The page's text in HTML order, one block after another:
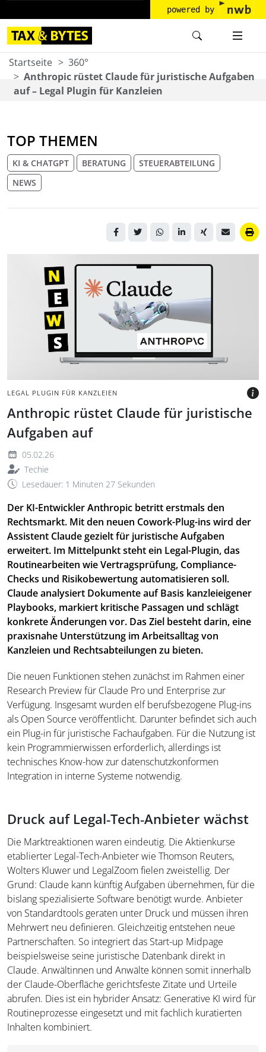
powered by
Startseite
360°
Anthropic rüstet Claude für juristische Aufgaben
auf – Legal Plugin für Kanzleien
TOP THEMEN
KI & CHATGPT BERATUNG
STEUERABTEILUNG
NEWS
LEGAL PLUGIN FÜR KANZLEIEN
Anthropic rüstet Claude für juristische
Aufgaben auf
05.02.26
Techie
Lesedauer: 1 Minuten 27 Sekunden
Laptop zeigt ausgestreckte
Roboterhand vor hellem
Hintergrund mit Claude
BILD: @TUNGNGUYEN0905,
PIXABAY VIA CANVA.COM
Der KI-Entwickler Anthropic betritt erstmals den
Rechtsmarkt. Mit den neuen Cowork-Plug-ins wird der
Assistent Claude gezielt für juristische Aufgaben
erweitert. Im Mittelpunkt steht ein Legal-Plugin, das
Routinearbeiten wie Vertragsprüfung, Compliance-
Checks und Risikobewertung automatisieren soll.
Claude analysiert Dokumente auf Basis kanzleieigener
Playbooks, markiert kritische Passagen und schlägt
konkrete Änderungen vor. Das Ziel besteht darin, eine
praxisnahe Unterstützung im Arbeitsalltag von
Kanzleien und Rechtsabteilungen zu bieten.
Die neuen Funktionen stehen zunächst im Rahmen einer
Research Preview für Claude Pro und Enterprise zur
Verfügung. Insgesamt wurden elf berufsbezogene Plug-ins
als Open Source veröffentlicht. Darunter befindet sich auch
ein Plug-in für juristische Fachaufgaben. Für die Nutzung ist
kein Programmierwissen erforderlich, allerdings ist
technisches Know-how zur datenschutzkonformen
Integration in interne Systeme notwendig.
Druck auf Legal‑Tech‑Anbieter wächst
Die Marktreaktionen waren eindeutig. Die Aktienkurse
etablierter Legal-Tech-Anbieter wie Thomson Reuters,
Wolters Kluwer und LegalZoom fielen zweistellig. Der
Grund: Claude kann künftig Aufgaben übernehmen, für die
bislang spezialisierte Software benötigt wurde. Anbieter
von Standardtools geraten unter Druck und müssen ihren
Mehrwert neu definieren. Gleichzeitig entstehen neue
Partnerschaften. So integriert das Start-up Midpage
beispielsweise seine juristische Datenbank direkt in
Claude. Anwältinnen und Anwälte können somit innerhalb
der Claude-Oberfläche gerichtsfeste Zitate und Urteile
abrufen. Dies ist ein hybrider Ansatz: Generative KI wird für
Routineprozesse eingesetzt und mit fachlich kuratierten
Inhalten kombiniert.